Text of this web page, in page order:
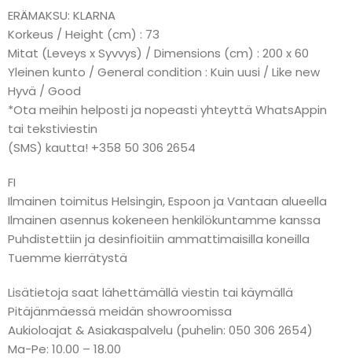
ERÄMAKSU: KLARNA
Korkeus / Height (cm) : 73
Mitat (Leveys x Syvvys) / Dimensions (cm) : 200 x 60
Yleinen kunto / General condition : Kuin uusi / Like new
Hyvä / Good
*Ota meihin helposti ja nopeasti yhteyttä WhatsAppin
tai tekstiviestin
(SMS) kautta! +358 50 306 2654
FI
Ilmainen toimitus Helsingin, Espoon ja Vantaan alueella
Ilmainen asennus kokeneen henkilökuntamme kanssa
Puhdistettiin ja desinfioitiin ammattimaisilla koneilla
Tuemme kierrätystä
Lisätietoja saat lähettämällä viestin tai käymällä
Pitäjänmäessä meidän showroomissa
Aukioloajat & Asiakaspalvelu (puhelin: 050 306 2654)
Ma-Pe: 10.00 – 18.00